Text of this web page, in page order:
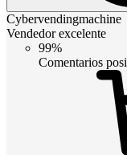
Cybervendingmachine
Vendedor excelente
99%
Comentarios